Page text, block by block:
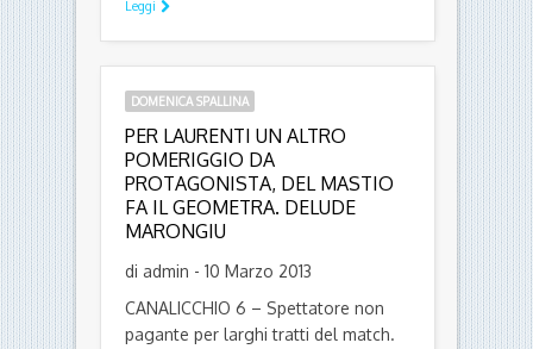
Leggi
DOMENICA SPALLINA
PER LAURENTI UN ALTRO
POMERIGGIO DA
PROTAGONISTA, DEL MASTIO
FA IL GEOMETRA. DELUDE
MARONGIU
di admin - 10 Marzo 2013
CANALICCHIO 6 – Spettatore non
pagante per larghi tratti del match.